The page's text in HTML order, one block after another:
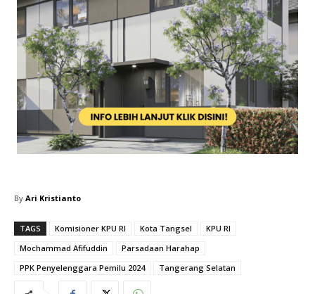
By Ari Kristianto
TAGS Komisioner KPU RI Kota Tangsel
KPU RI
Mochammad Afifuddin
Parsadaan Harahap
PPK Penyelenggara Pemilu 2024
Tangerang Selatan